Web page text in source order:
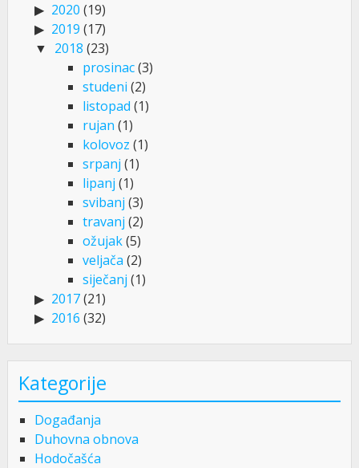
2020 (19)
2019 (17)
2018 (23)
prosinac(3)
studeni (2)
listopad (1)
rujan (1)
kolovoz (1)
srpanj (1)
lipanj (1)
svibanj (3)
travanj (2)
ožujak(5)
veljača (2)
siječanj (1)
2017(21)
2016 (32)
Kategorije
Događanja
Duhovna obnova
Hodočašća